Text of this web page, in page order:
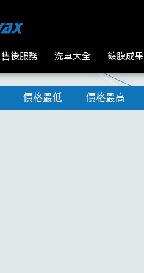
售後服務 洗車大全 鍍膜成果
價格最低 價格最高